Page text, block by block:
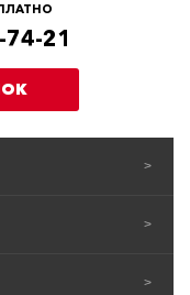
21
>
>
>